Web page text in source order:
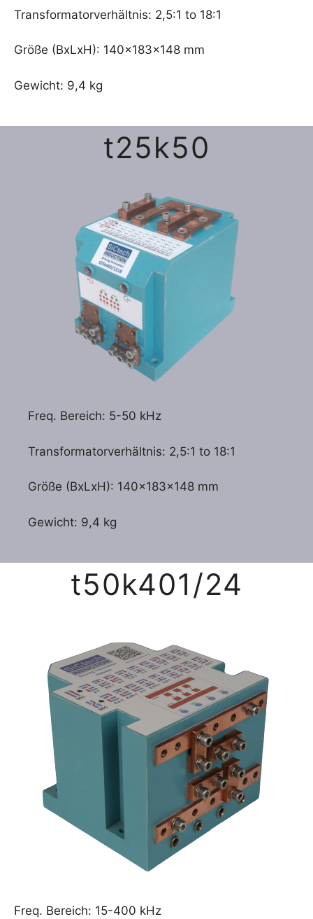
Transformatorverhältnis: 2,5:1 to 18:1
Größe (BxLxH): 140x183x148 mm
Gewicht: 9,4 kg
t25k50
Freq. Bereich: 5-50 kHz
Transformatorverhältnis: 2,5:1 to 18:1
Größe (BxLxH): 140x183x148 mm
Gewicht: 9,4 kg
t50k401/24
Freq. Bereich: 15-400 kHz